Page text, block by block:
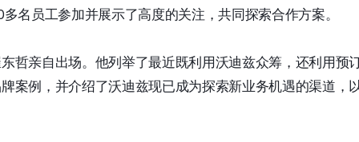
名员工参加并展示了高度的关注，共同探索合作方案。
哲亲自出场。他列举了最近既利用沃迪兹众筹，还利用预
案例，并介绍了沃迪兹现已成为探索新业务机遇的渠道，